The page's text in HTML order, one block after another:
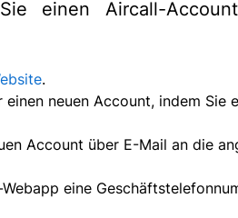
einen Aircall-
.
einen neuen Account, indem Sie
Account über E-Mail an die
eine